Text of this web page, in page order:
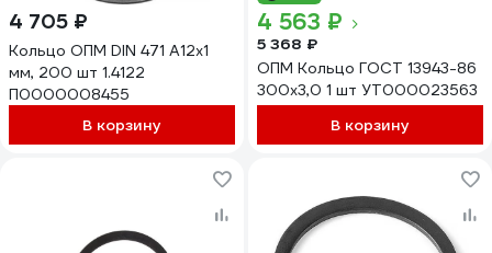
4 705 ₽
Кольцо ОПМ DIN 471 А12x1
мм, 200 шт 1.4122
П0000008455
В корзину
4 563 ₽
5 368 ₽
ОПМ Кольцо ГОСТ 13943-86
300х3,0 1 шт УТ000023563
В корзину